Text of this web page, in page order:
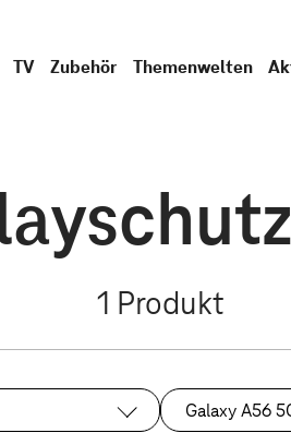
TV Zubehör Themenwelten
1 Produkt
Ausgewählt:
Galaxy A56